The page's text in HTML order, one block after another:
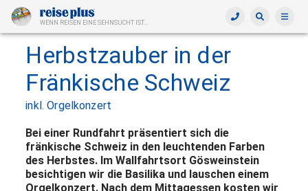
WENN REISEN EINE SEHNSUCHT IST...
Herbstzauber in der
Fränkische Schweiz
inkl. Orgelkonzert
Bei einer Rundfahrt präsentiert sich die
fränkische Schweiz in den leuchtenden Farben
des Herbstes. Im Wallfahrtsort Gösweinstein
besichtigen wir die Basilika und lauschen einem
Orgelkonzert. Nach dem Mittagessen kosten wir